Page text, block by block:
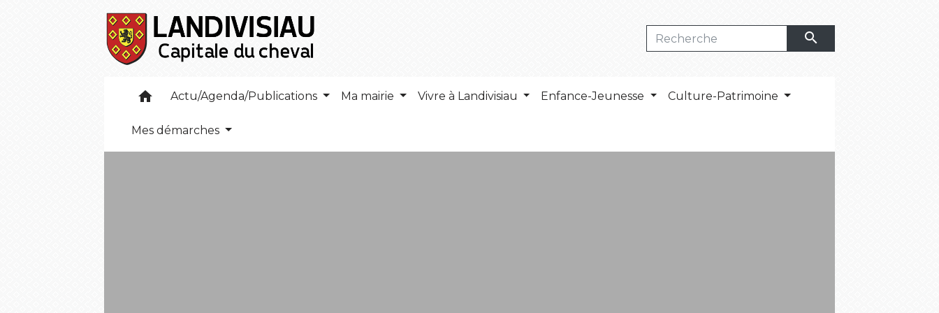
search
home Actu/Agenda/Publications Ma mairie Vivre à Landivisiau Enfance-Jeunesse Culture-Patrimoine
Mes démarches